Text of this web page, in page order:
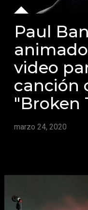
Paul
video
canción
"Broken
marzo 24, 2020